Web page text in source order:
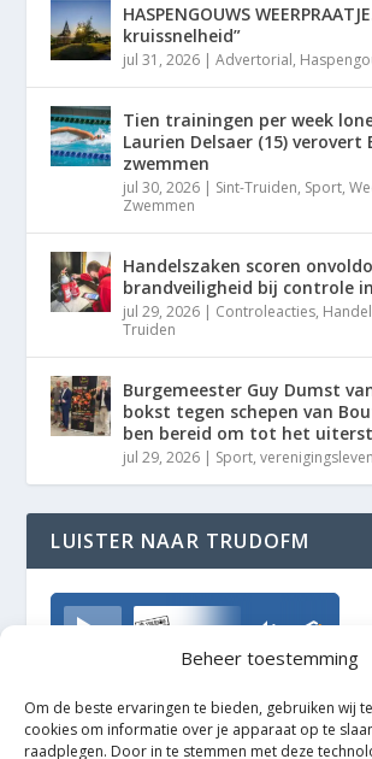
Beheer toestemming
Om de beste ervaringen te bieden, gebruiken wij
cookies om informatie over je apparaat op te
raadplegen. Door in te stemmen met deze
HASPENGOUWS
kruissnelheid”
jul 31, 2026 |Advertorial,
Tien trainingen per week
Laurien Delsaer (15) verovert
zwemmen
jul 30, 2026 | Sint-Truiden, Sport,
Zwemmen
Handelszaken scoren
brandveiligheid bij controle
jul 29, 2026 | Controleacties,
Truiden
Burgemeester Guy Dumst
bokst tegen schepen van
ben bereid om tot het
jul 29, 2026 | Sport,verenigingsleven
LUISTER NAAR TRUDOFM
TrudoFM